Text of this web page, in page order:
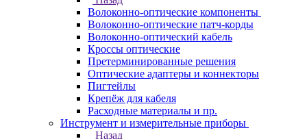
Волоконно-оптические компоненты
Волоконно-оптические патч-корды
Волоконно-оптический кабель
Кроссы оптические
Претерминированные решения
Оптические адаптеры и коннекторы
Пигтейлы
Крепёж для кабеля
Расходные материалы и пр.
Инструмент и измерительные приборы
Назад